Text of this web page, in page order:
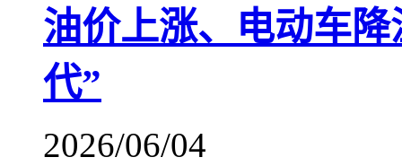
油价上涨、电动车
代”
2026/06/04